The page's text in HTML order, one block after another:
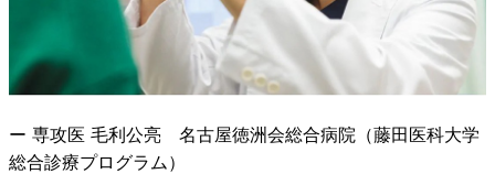
ー 専攻医 毛利公亮 名古屋徳洲会総合病院（藤田医科大学
総合診療プログラム）